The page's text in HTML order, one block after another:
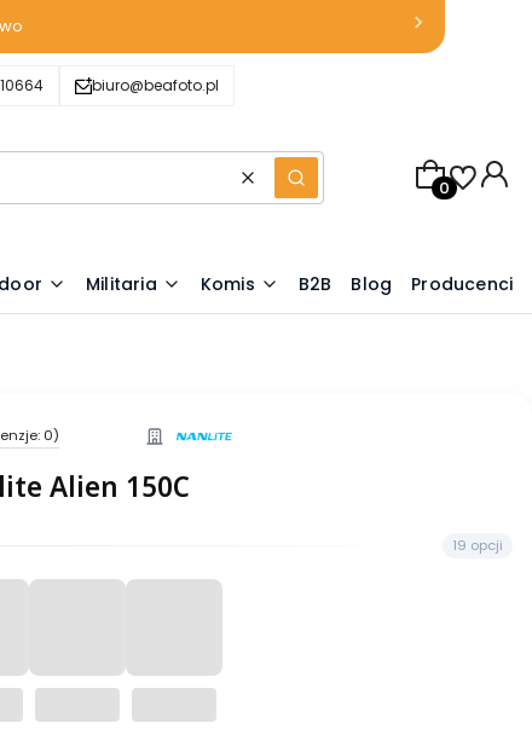
biuro@beafoto.pl
WyczyśćSzukaj
Produkty w
Militaria Komis B2B Blog Producenci
0)
Alien 150C
19 opcji